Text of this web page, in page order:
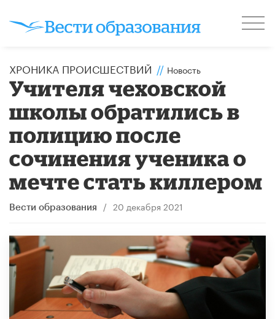
ХРОНИКА ПРОИСШЕСТВИЙ // Новость
Учителя чеховской
школы обратились в
полицию после
сочинения ученика о
мечте стать киллером
Вести образования / 20 декабря 2021